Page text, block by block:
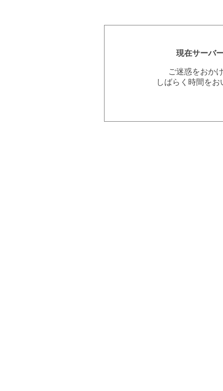
現在サーバ
ご迷惑をおか
しばらく時間を